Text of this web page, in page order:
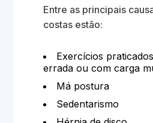
Entre as principais
costas estão:
Exercícios
errada ou com carga
Má postura
Sedentarismo